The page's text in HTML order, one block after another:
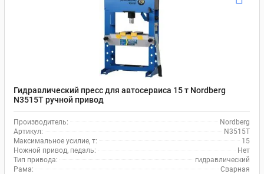
Гидравлический пресс для автосервиса 15 т Nordberg
N3515T ручной привод
Производитель:
Nordberg
Артикул:
N3515T
Максимальное усилие, т:
15
Ножной привод, педаль:
Нет
Тип привода:
гидравлический
Рама:
Сварная